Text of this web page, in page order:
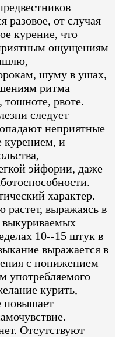
разовое, от случая
курение, что
ощущениям
шуму в ушах,
ритма
рвоте.
следует
неприятные
и
эйфории, даже
характер.
растет, выражаясь в
выкуриваемых
10--15 штук в
выражается в
с понижением
употребляемого
курить,
повышает
Отсутствуют